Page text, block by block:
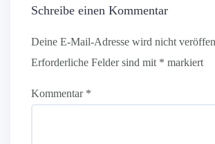
Schreibe einen Kommentar
Deine E-Mail-Adresse wird nicht
Erforderliche Felder sind mit * markiert
Kommentar *